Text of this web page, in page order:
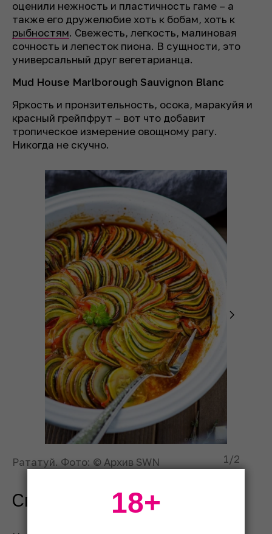
оценили нежность и пластичность гаме – а
также его дружелюбие хоть к бобам, хоть к
рыбностям. Свежесть, легкость, малиновая
сочность и лепесток пиона. В сущности, это
универсальный друг вегетарианца.
Mud House Marlborough Sauvignon Blanc
Яркость и пронзительность, осока, маракуйя и
красный грейпфрут – вот что добавит
тропическое измерение овощному рагу.
Никогда не скучно.
Рататуй. Фото: © Архив SWN 1/2
Спаржа 18+